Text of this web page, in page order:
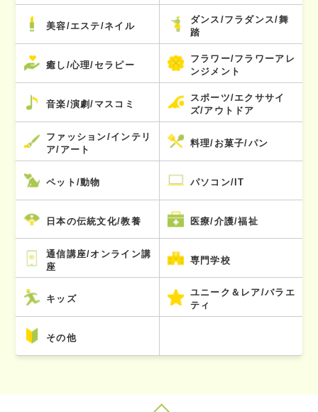
美容/エステ/ネイル
ダンス/フラダンス/舞
踏
癒し/心理/セラピー
フラワー/フラワーアレ
ンジメント
音楽/演劇/マスコミ
スポーツ/エクササイ
ズ/アウトドア
ファッション/インテリ
ア/アート
料理/お菓子/パン
ペット/動物 パソコン/IT
日本の伝統文化/教養 医療/介護/福祉
通信講座/オンライン講
座
専門学校
キッズ
ユニーク＆レア/バラエ
ティ
その他